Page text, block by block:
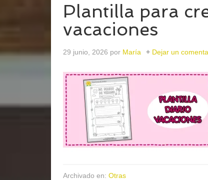
Plantilla para
vacaciones
29 junio, 2026 por María Dejar un
Archivado en: Otras